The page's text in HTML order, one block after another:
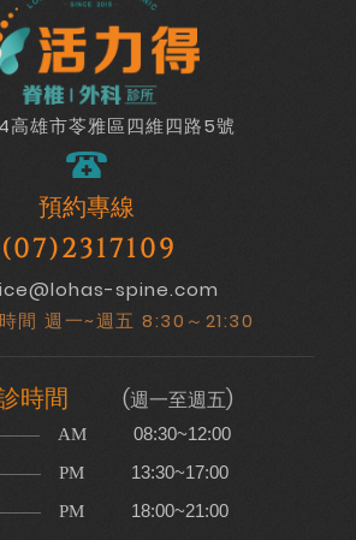
雄市苓雅區四維四路5號
預約專線
(07)2317109
spine.com
間 週一~週五 8:30～21:30
時間 (週一至週五)
AM 08:30~12:00
PM 13:30~17:00
PM 18:00~21:00